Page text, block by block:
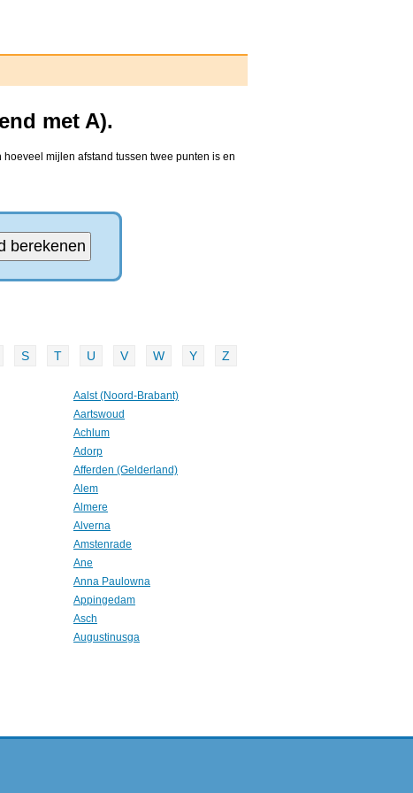
met A).
mijlen afstand tussen twee punten is en
S T U V W Y Z
Aalst (Noord-Brabant)
Aartswoud
Achlum
Adorp
Afferden (Gelderland)
Alem
Almere
Alverna
Amstenrade
Ane
Anna Paulowna
Appingedam
Asch
Augustinusga